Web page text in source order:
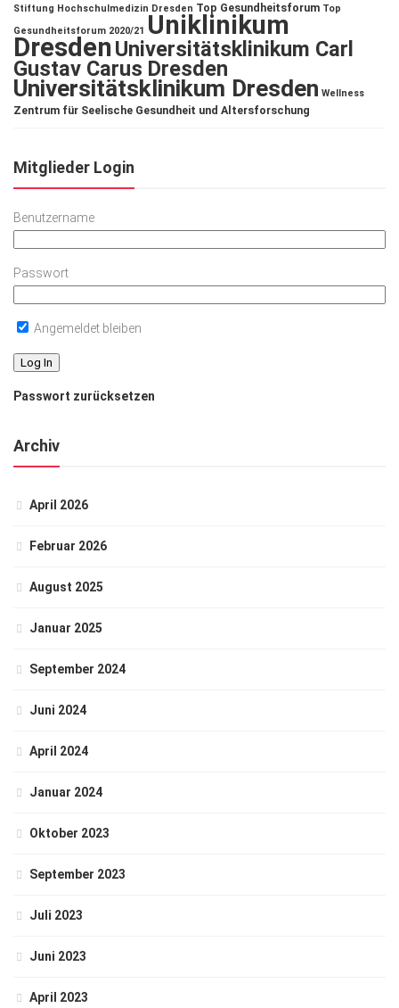
Stiftung Hochschulmedizin Dresden Top Gesundheitsforum Top
Gesundheitsforum 2020/21 Uniklinikum
DresdenUniversitätsklinikum Carl
Gustav Carus Dresden
Universitätsklinikum Dresden Wellness
Zentrum für Seelische Gesundheit und Altersforschung
Mitglieder Login
Benutzername
Passwort
Angemeldet bleiben
Passwort zurücksetzen
Archiv
April 2026
Februar 2026
August 2025
Januar 2025
September 2024
Juni 2024
April 2024
Januar 2024
Oktober 2023
September 2023
Juli 2023
Juni 2023
April 2023